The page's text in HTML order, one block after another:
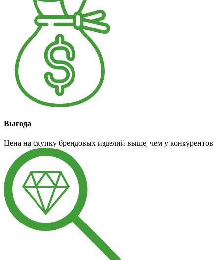
Выгода
Цена на скупку брендовых изделий выше, чем у конкурентов